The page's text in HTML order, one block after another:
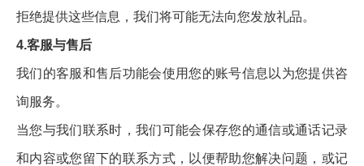
拒绝提供这些信息，我们将可能无法向您发放礼品。
4.客服与售后
我们的客服和售后功能会使用您的账号信息以为您提供咨
询服务。
当您与我们联系时，我们可能会保存您的通信或通话记录
和内容或您留下的联系方式，以便帮助您解决问题，或记